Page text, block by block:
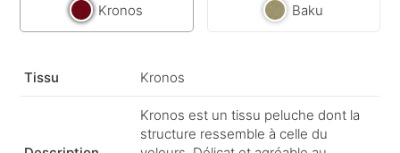
Kronos Baku
Tissu Kronos
Kronos est un tissu peluche dont la
structure ressemble à celle du